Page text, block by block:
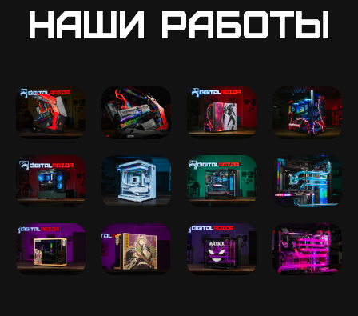
Наши работы